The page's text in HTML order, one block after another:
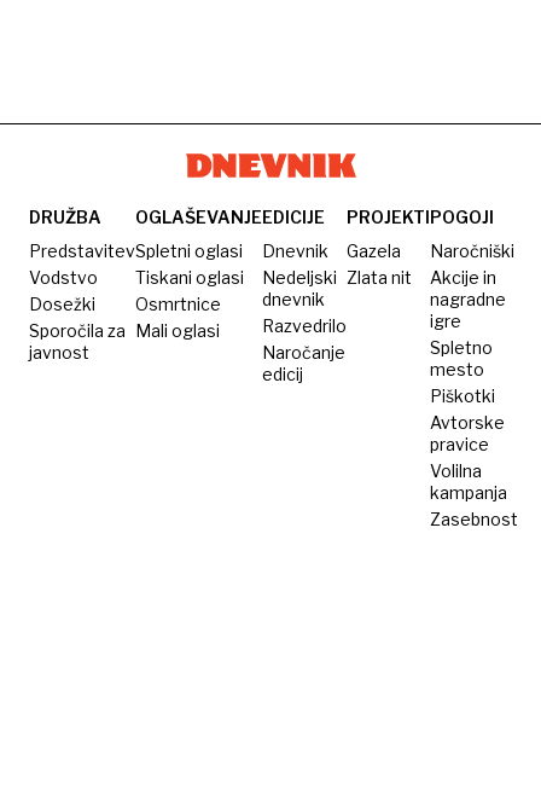
DRUŽBA
Predstavitev
Vodstvo
Dosežki
Sporočila za
javnost
OGLAŠEVANJE
Spletni oglasi
Tiskani oglasi
Osmrtnice
Mali oglasi
EDICIJE
Dnevnik
Nedeljski
dnevnik
Razvedrilo
Naročanje
edicij
PROJEKTI
Gazela
Zlata nit
POGOJI
Naročniški
Akcije in
nagradne
igre
Spletno
mesto
Piškotki
Avtorske
pravice
Volilna
kampanja
Zasebnost